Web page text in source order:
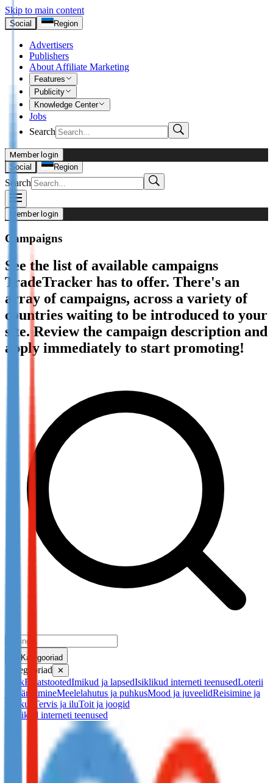
Skip to main content
Social Region
Advertisers
Publishers
About Affiliate Marketing
Features
Publicity
Knowledge Center
Jobs
Search
I’m Advertiser
Login
Not already our Advertiser?
I’m Publisher
Login
Not already our Publisher?
Sign up here
Member login
Social
Region
Search
Member login
Campaigns
See the list of available campaigns
TradeTracker has to offer. There's an
array of campaigns, across a variety of
countries waiting to be introduced to your
site. Review the campaign description and
apply immediately to start promoting!
Kategooriad
Kategooriad ✕
KõikFinatstootedImikud ja lapsedIsiklikud interneti teenusedLoterii
ja mängimineMeelelahutus ja puhkusMood ja juveelidReisimine ja
puhkue
Tervis ja iluToit ja joogid
Isiklikud interneti teenused